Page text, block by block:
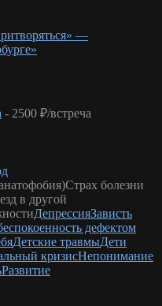
- 2500 ₽/встреча
Страх болезни
в другой
ДепрессияЗависть
дефектом
Детские травмыДети
кризисНепонимание
Развитие